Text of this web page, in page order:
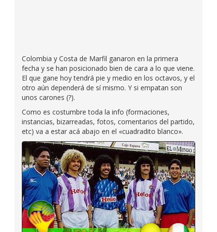
Colombia y Costa de Marfil ganaron en la primera
fecha y se han posicionado bien de cara a lo que viene.
El que gane hoy tendrá pie y medio en los octavos, y el
otro aún dependerá de sí mismo. Y si empatan son
unos carones (?).
Como es costumbre toda la info (formaciones,
instancias, bizarreadas, fotos, comentarios del partido,
etc) va a estar acá abajo en el «cuadradito blanco».